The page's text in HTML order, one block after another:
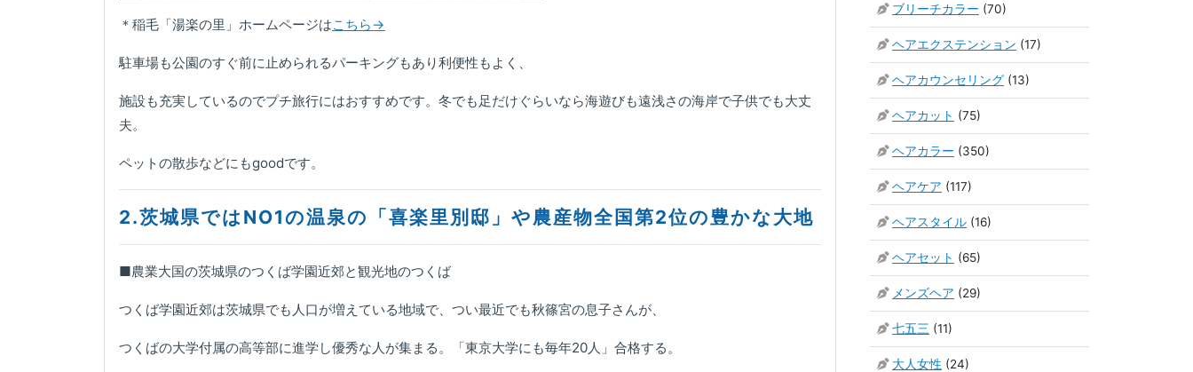
＊稲毛「湯楽の里」ホームページはこちら→
駐車場も公園のすぐ前に止められるパーキングもあり利便性もよく、
施設も充実しているのでプチ旅行にはおすすめです。冬でも足だけぐらいなら海遊びも遠浅さの海岸で子供でも大丈
夫。
ペットの散歩などにもgoodです。
2.茨城県ではNO1の温泉の「喜楽里別邸」 や農産物全国第2位の豊かな大地
■農業大国の茨城県のつくば学園近郊と観光地のつくば
つくば学園近郊は茨城県でも人口が増えている地域で、つい最近でも秋篠宮の息子さんが、
つくばの大学付属の高等部に進学し優秀な人が集まる。「東京大学にも毎年20人」合格する。
ブリーチカラー (70)
ヘアエクステンション (17)
ヘアカウンセリング (13)
ヘアカット (75)
ヘアカラー (350)
ヘアケア (117)
ヘアスタイル (16)
ヘアセット (65)
メンズヘア (29)
七五三 (11)
大人女性 (24)